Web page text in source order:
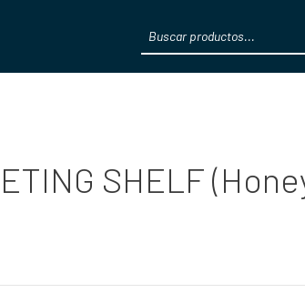
search
SHELF